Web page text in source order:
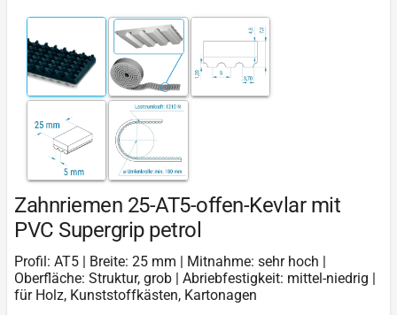
Zahnriemen 25-AT5-offen-Kevlar mit
PVC Supergrip petrol
Profil: AT5 | Breite: 25 mm | Mitnahme: sehr hoch |
Oberfläche: Struktur, grob | Abriebfestigkeit: mittel-niedrig |
für Holz, Kunststoffkästen, Kartonagen